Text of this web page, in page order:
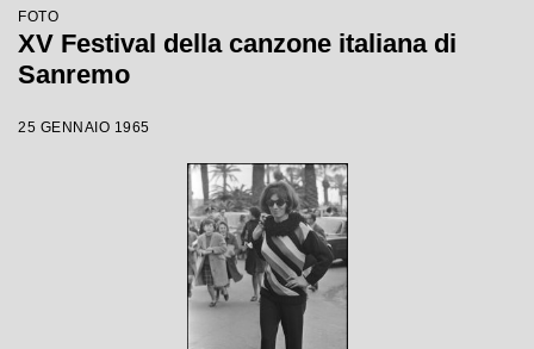
FOTO
XV Festival della canzone italiana di
Sanremo
25 GENNAIO 1965